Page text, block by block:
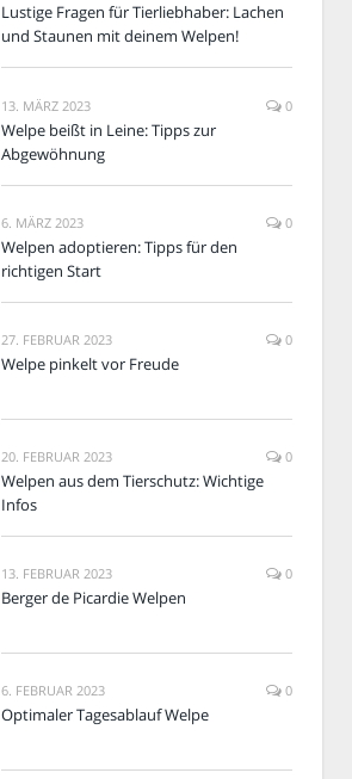
Lustige Fragen für Tierliebhaber: Lachen
und Staunen mit deinem Welpen!
13. MÄRZ 2023 0
Welpe beißt in Leine: Tipps zur
Abgewöhnung
6. MÄRZ 2023 0
Welpen adoptieren: Tipps für den
richtigen Start
27. FEBRUAR 2023 0
Welpe pinkelt vor Freude
20. FEBRUAR 2023 0
Welpen aus dem Tierschutz: Wichtige
Infos
13. FEBRUAR 2023 0
Berger de Picardie Welpen
6. FEBRUAR 2023 0
Optimaler Tagesablauf Welpe